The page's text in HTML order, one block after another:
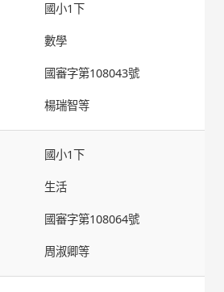
國小1下
數學
國審字第108043號
楊瑞智等
國小1下
生活
國審字第108064號
周淑卿等